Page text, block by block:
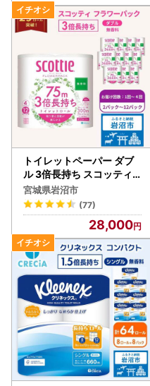
トイレットペーパー ダブ
ル 3倍長持ち スコッティ
無香料 4R×12P トイレッ
ト
宮城県岩沼市
(77)
28,000